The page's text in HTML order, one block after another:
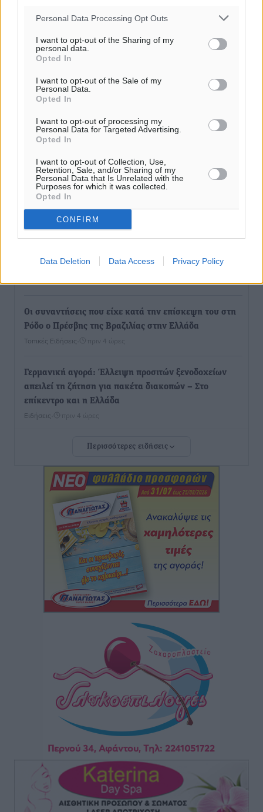
Personal Data Processing Opt Outs
I want to opt-out of the Sharing of my
personal data.
Opted In
I want to opt-out of the Sale of my
Personal Data.
Opted In
I want to opt-out of processing my
Personal Data for Targeted Advertising.
Opted In
I want to opt-out of Collection, Use,
Retention, Sale, and/or Sharing of my
Personal Data that Is Unrelated with the
Purposes for which it was collected.
Opted In
CONFIRM
Data Deletion Data Access Privacy Policy
Ροή ειδήσεων
Η Meridiam ξεκλειδώνει τις έρευνες βυθού στη
Τοπικές Ειδήσεις• πριν 1 ώρα
Παρουσίαση βιβλίου του Α. Χατζημιχαήλ – Τιμητική
εκδήλωση για τους αυτοδιοικητικούς της Κω
Πολιτιστικά
Εγκρίθηκε η ηλεκτρική διασύνδεση Ρόδου και Κω
μέσω υποβρύχιων καλωδίων με την ηπειρωτική
Τοπικές Ειδήσεις• πριν 3 ώρες
στην Πάτμο
Οι συναντήσεις που είχε κατά την επίσκεψη του στη
Ρόδο ο Πρέσβης της Βραζιλίας στην Ελλάδα
Τοπικές Ειδήσεις πριν 4 ώρες
Γερμανική αγορά: Έλλειψη προσιτών ξενοδοχείων
απειλεί τη ζήτηση για πακέτα διακοπών – Στο
επίκεντρο και η Ελλάδα
Ειδήσεις πριν 4 ώρες
Νέο ξενοδοχείο στη Ρόδο για την H Hotels –
στην Κω
Τοπικές Ειδήσεις• πριν 4 ώρες
Αυτοκίνητο μπήκε παράνομα σε μονόδρομο στο
Μαστιχάρι – Αναποδογύρισε όχημα με μητέρα και
5χρονο παιδί
Τοπικές Ειδήσεις • πριν 5 ώρες
“Η Ευρώπη αντιμετώπιζε το προσφυγικό σαν ταινία
τρόμου” – Η συγκλονιστική μαρτυρία της Χαρούλας
Γιασιράνη στον RV για τα γεγονότα που οδήγησαν στο
πριν 5 ώρες
Συναυλία με τον Γιάννη Κότσιρα στις 21 Αυγούστου
Πολιτιστικά• πριν 5 ώρες
Έκτακτη συνεδρίαση της Δημοτικής Επιτροπής Ρόδου
αύριο Παρασκευή 7 Αυγούστου
πριν 5 ώρες
ΑΕΡΑ: Δεν σταματάει να ενισχύεται, νέο απόκτημα ο
Μητρόπουλος
Περισσότερες ειδήσεις